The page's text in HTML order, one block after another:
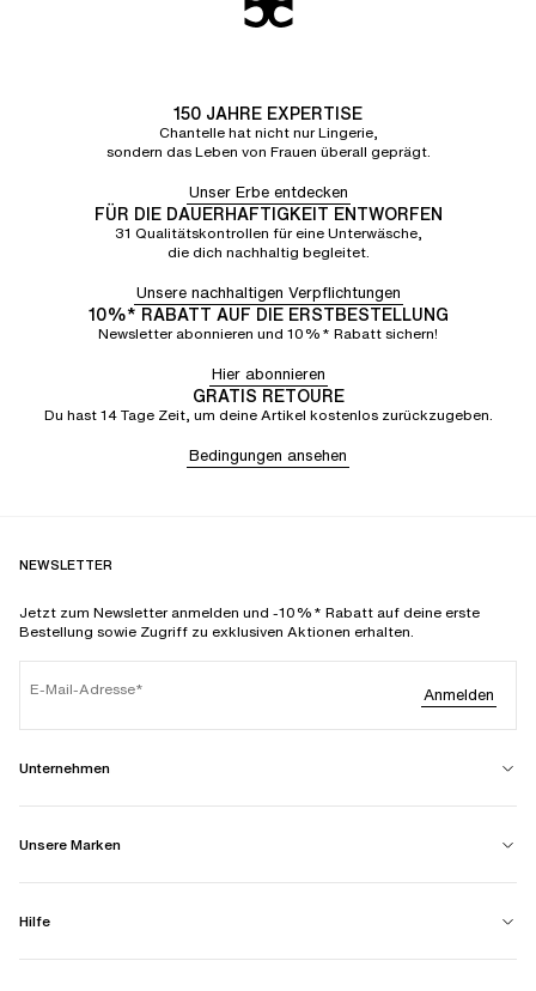
150 JAHRE EXPERTISE
Chantelle hat nicht nur Lingerie,
sondern das Leben von Frauen überall geprägt.
Unser Erbe entdecken
FÜR DIE DAUERHAFTIGKEIT ENTWORFEN
31 Qualitätskontrollen für eine Unterwäsche,
die dich nachhaltig begleitet.
Unsere nachhaltigen Verpflichtungen
10%* RABATT AUF DIE ERSTBESTELLUNG
Newsletter abonnieren und 10%* Rabatt sichern!
Hier abonnieren
GRATIS RETOURE
Du hast 14 Tage Zeit, um deine Artikel kostenlos zurückzugeben.
Bedingungen ansehen
NEWSLETTER
Jetzt zum Newsletter anmelden und -10%* Rabatt auf deine erste
Bestellung sowie Zugriff zu exklusiven Aktionen erhalten.
E-Mail-Adresse Anmelden
Unternehmen
Unsere Marken
Hilfe